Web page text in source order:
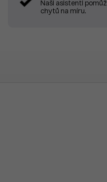
Naši asistenti
chytů na míru.